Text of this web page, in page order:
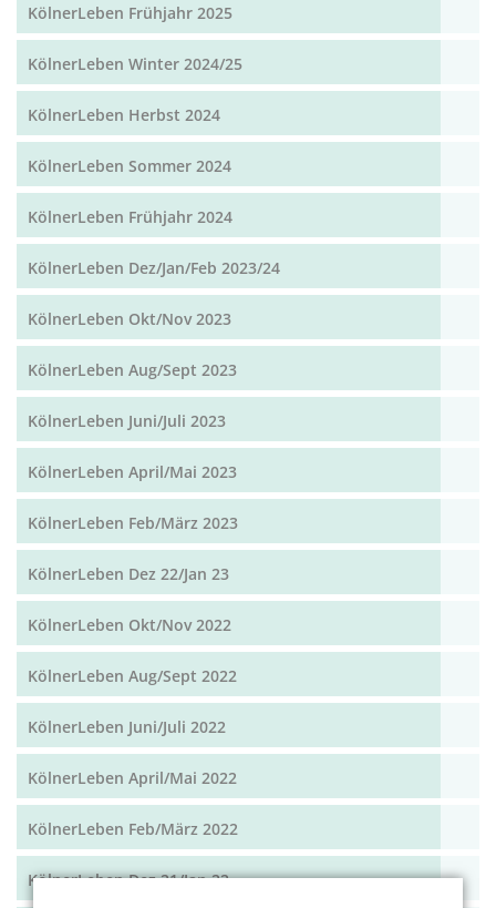
KölnerLeben Frühjahr 2025
KölnerLeben Winter 2024/25
KölnerLeben Herbst 2024
KölnerLeben Sommer 2024
KölnerLeben Frühjahr 2024
KölnerLeben Dez/Jan/Feb 2023/24
KölnerLeben Okt/Nov 2023
KölnerLeben Aug/Sept 2023
KölnerLeben Juni/Juli 2023
KölnerLeben April/Mai 2023
KölnerLeben Feb/März 2023
KölnerLeben Dez 22/Jan 23
KölnerLeben Okt/Nov 2022
KölnerLeben Aug/Sept 2022
KölnerLeben Juni/Juli 2022
KölnerLeben April/Mai 2022
KölnerLeben Feb/März 2022
KölnerLeben Dez 21/Jan 22